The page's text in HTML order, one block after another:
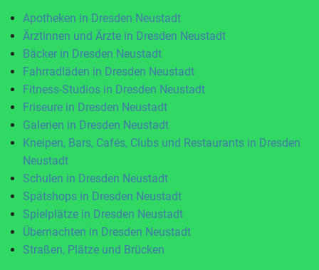
Apotheken in Dresden Neustadt
Ärztinnen und Ärzte in Dresden Neustadt
Bäcker in Dresden Neustadt
Fahrradläden in Dresden Neustadt
Fitness-Studios in Dresden Neustadt
Friseure in Dresden Neustadt
Galerien in Dresden Neustadt
Kneipen, Bars, Cafés, Clubs und Restaurants in Dresden
Neustadt
Schulen in Dresden Neustadt
Spätshops in Dresden Neustadt
Spielplätze in Dresden Neustadt
Übernachten in Dresden Neustadt
Straßen, Plätze und Brücken